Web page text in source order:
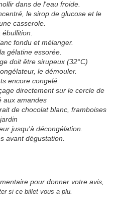
dans de l'eau froide.
le sirop de glucose et le
casserole.
fondu et mélanger.
gélatine essorée.
doit être sirupeux (32°C)
le démouler.
encore congelé.
directement sur le cercle de
aux amandes
de chocolat blanc, framboises
jusqu'à décongélation.
avant dégustation.
pour donner votre avis,
si ce billet vous a plu.